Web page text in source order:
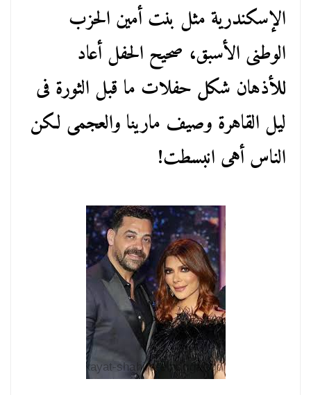
الإسكندرية مثل بنت أمين الحزب
الوطنى الأسبق، صحيح الحفل أعاد
للأذهان شكل حفلات ما قبل الثورة فى
ليل القاهرة وصيف مارينا والعجمى لكن
الناس أهى انبسطت!